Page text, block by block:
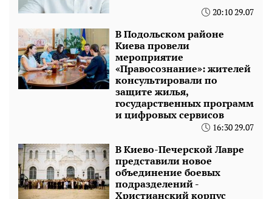
20:10 29.07
В Подольском районе
Киева провели
мероприятие
«Правосознание»: жителей
консультировали по
защите жилья,
государственных программ
и цифровых сервисов
16:30 29.07
В Киево-Печерской Лавре
представили новое
объединение боевых
подразделений -
Христианский корпус